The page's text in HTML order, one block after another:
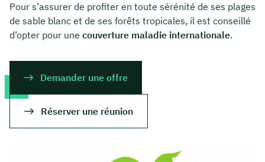
Pour s’assurer de profiter en toute sérénité de ses plages
de sable blanc et de ses forêts tropicales, il est conseillé
d’opter pour une couverture maladie internationale.
Demander une offre
Réserver une réunion